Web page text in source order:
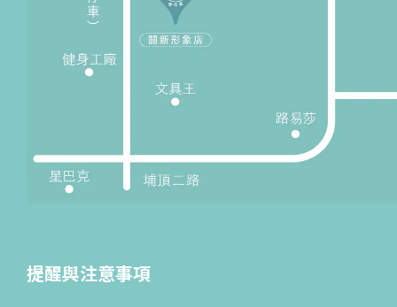
提醒與注意事項